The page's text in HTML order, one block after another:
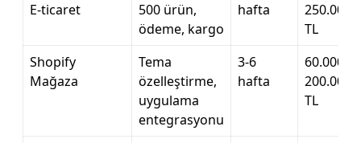
E-ticaret
500 ürün,
ödeme, kargo
hafta
250.000
TL
Shopify
Mağaza
Tema
özelleştirme,
uygulama
entegrasyonu
3-6
hafta
60.000 –
200.000
TL